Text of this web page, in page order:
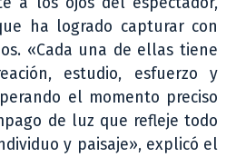
ha logrado capturar con
«Cada una de ellas tiene
estudio, esfuerzo y
el momento preciso
de luz que refleje todo
y paisaje», explicó el